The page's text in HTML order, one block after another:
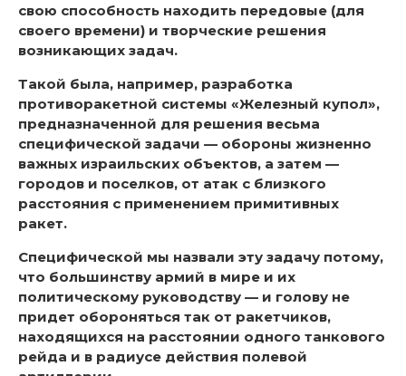
свою способность находить передовые (для
своего времени) и творческие решения
возникающих задач.
Такой была, например, разработка
противоракетной системы «Железный купол»,
предназначенной для решения весьма
специфической задачи — обороны жизненно
важных израильских объектов, а затем —
городов и поселков, от атак с близкого
расстояния с применением примитивных
ракет.
Специфической мы назвали эту задачу потому,
что большинству армий в мире и их
политическому руководству — и голову не
придет обороняться так от ракетчиков,
находящихся на расстоянии одного танкового
рейда и в радиусе действия полевой